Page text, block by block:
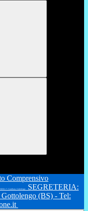
Comprensivo
1°: Gambara, Gottolengo
SEGRETERIA:
(BS) - Tel: